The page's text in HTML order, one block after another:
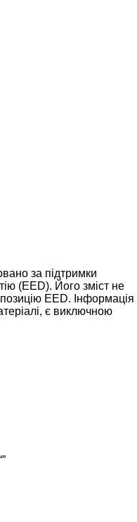
за підтримки
(EED). Його зміст не
EED. Інформація
є виключною
”